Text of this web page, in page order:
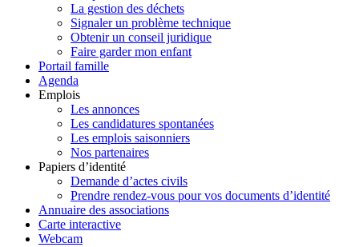
La gestion des déchets
Signaler un problème technique
Obtenir un conseil juridique
Faire garder mon enfant
Portail famille
Agenda
Emplois
Les annonces
Les candidatures spontanées
Les emplois saisonniers
Nos partenaires
Papiers d’identité
Demande d’actes civils
Prendre rendez-vous pour vos documents d’identité
Annuaire des associations
Carte interactive
Webcam